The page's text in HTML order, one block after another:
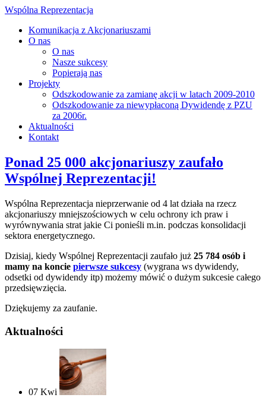
Wspólna Reprezentacja
Komunikacja z Akcjonariuszami
O nas
O nas
Nasze sukcesy
Popierają nas
Projekty
Odszkodowanie za zamianę akcji w latach 2009-2010
Odszkodowanie za niewypłaconą Dywidendę z PZU
za 2006r.
Aktualności
Kontakt
Ponad 25 000 akcjonariuszy zaufało
Wspólnej Reprezentacji!
Wspólna Reprezentacja nieprzerwanie od 4 lat działa na rzecz
akcjonariuszy mniejszościowych w celu ochrony ich praw i
wyrównywania strat jakie Ci ponieśli m.in. podczas konsolidacji
sektora energetycznego.
Dzisiaj, kiedy Wspólnej Reprezentacji zaufało już 25 784 osób i
mamy na koncie pierwsze sukcesy (wygrana ws dywidendy,
odsetki od dywidendy itp) możemy mówić o dużym sukcesie całego
przedsięwzięcia.
Dziękujemy za zaufanie.
Aktualności
07 Kwi